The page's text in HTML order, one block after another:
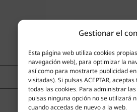
Gestionar el
Esta página web utiliza cookies
navegación web), para optimizar la
así como para mostrarte publicidad
visitadas). Si pulsas ACEPTAR,
todas las cookies. Para administrar las
pulsas ninguna opción no se utilizará
cuando accedas de nuevo a la web.